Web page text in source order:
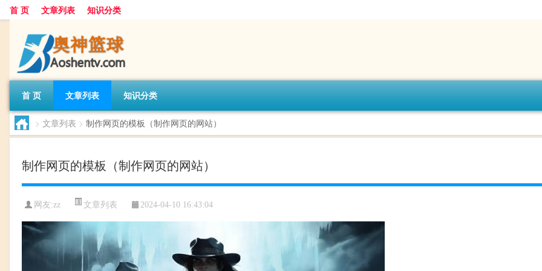
首 页 文章列表 知识分类
首 页 文章列表 知识分类
> 文章列表 > 制作网页的模板（制作网页的网站）
制作网页的模板（制作网页的网站）
网友:zz 文章列表 2024-04-10 16:43:04